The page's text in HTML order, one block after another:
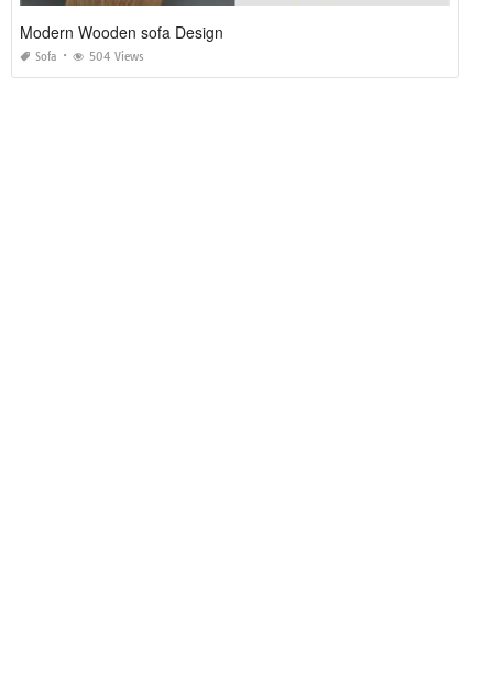
Modern Wooden sofa Design
Sofa 504 Views